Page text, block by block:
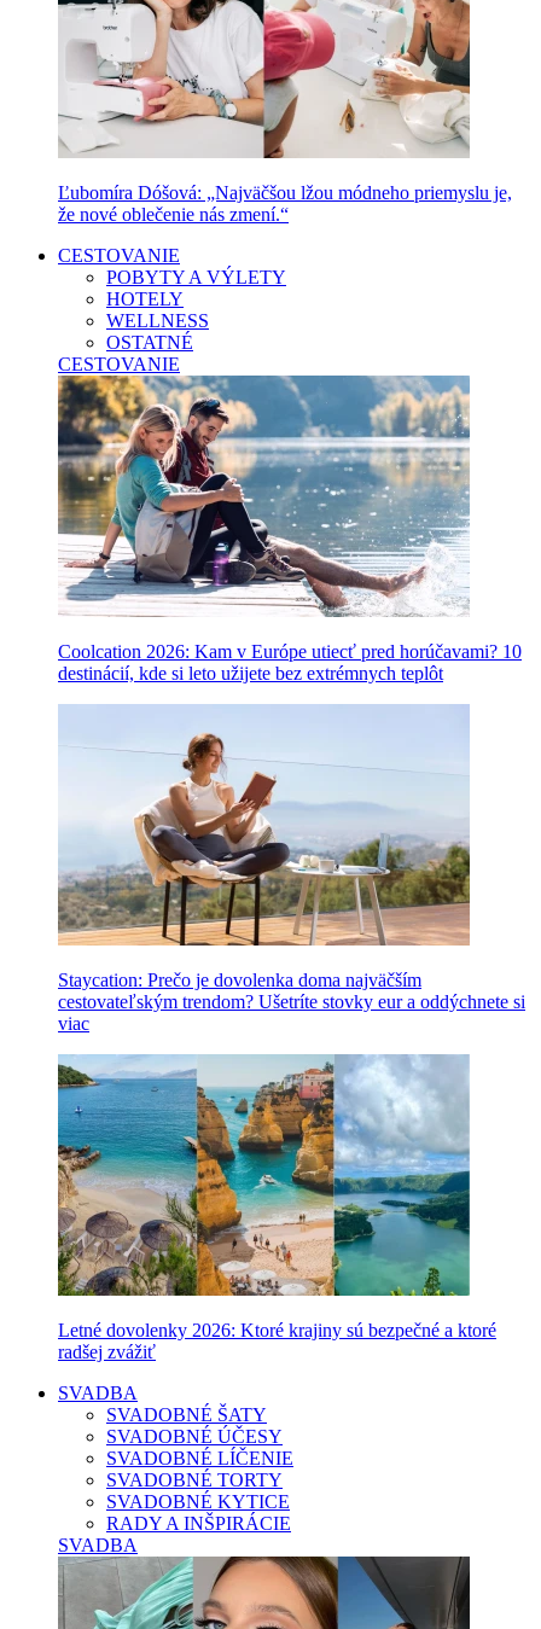
Ľubomíra Dóšová: „Najväčšou lžou módneho priemyslu je,
že nové oblečenie nás zmení.“
CESTOVANIE
POBYTY A VÝLETY
HOTELY
WELLNESS
OSTATNÉ
CESTOVANIE
Coolcation 2026: Kam v Európe utiecť pred horúčavami? 10
destinácií, kde si leto užijete bez extrémnych teplôt
Staycation: Prečo je dovolenka doma najväčším
cestovateľským trendom? Ušetríte stovky eur a oddýchnete si
viac
Letné dovolenky 2026: Ktoré krajiny sú bezpečné a ktoré
radšej zvážiť
SVADBA
SVADOBNÉ ŠATY
SVADOBNÉ ÚČESY
SVADOBNÉ LÍČENIE
SVADOBNÉ TORTY
SVADOBNÉ KYTICE
RADY A INŠPIRÁCIE
SVADBA